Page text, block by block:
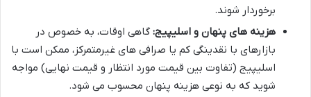
برخوردار شوند.
هزینه های پنهان و اسلیپیج: گاهی اوقات، به خصوص در
بازارهای با نقدینگی کم یا صرافی های غیرمتمرکز، ممکن است با
اسلیپیج (تفاوت بین قیمت مورد انتظار و قیمت نهایی) مواجه
شوید که به نوعی هزینه پنهان محسوب می شود.